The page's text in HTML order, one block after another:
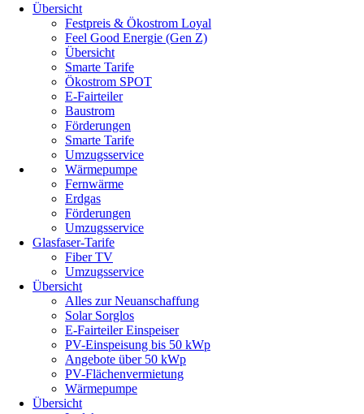
Übersicht
Festpreis & Ökostrom Loyal
Feel Good Energie (Gen Z)
Übersicht
Smarte Tarife
Ökostrom SPOT
E-Fairteiler
Baustrom
Förderungen
Smarte Tarife
Umzugsservice
Wärmepumpe
Fernwärme
Erdgas
Förderungen
Umzugsservice
Glasfaser-Tarife
Fiber TV
Umzugsservice
Übersicht
Alles zur Neuanschaffung
Solar Sorglos
E-Fairteiler Einspeiser
PV-Einspeisung bis 50 kWp
Angebote über 50 kWp
PV-Flächenvermietung
Wärmepumpe
Übersicht